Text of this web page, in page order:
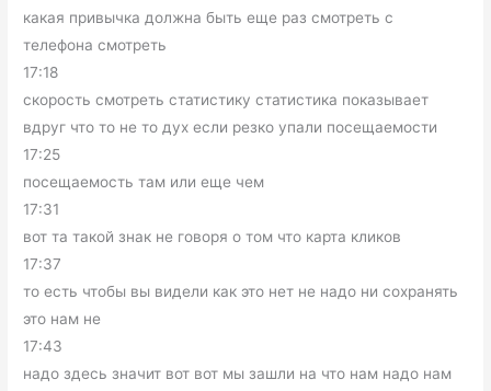
какая привычка должна быть еще раз смотреть с
телефона смотреть
17:18
скорость смотреть статистику статистика показывает
вдруг что то не то дух если резко упали посещаемости
17:25
посещаемость там или еще чем
17:31
вот та такой знак не говоря о том что карта кликов
17:37
то есть чтобы вы видели как это нет не надо ни сохранять
это нам не
17:43
надо здесь значит вот вот мы зашли на что нам надо нам